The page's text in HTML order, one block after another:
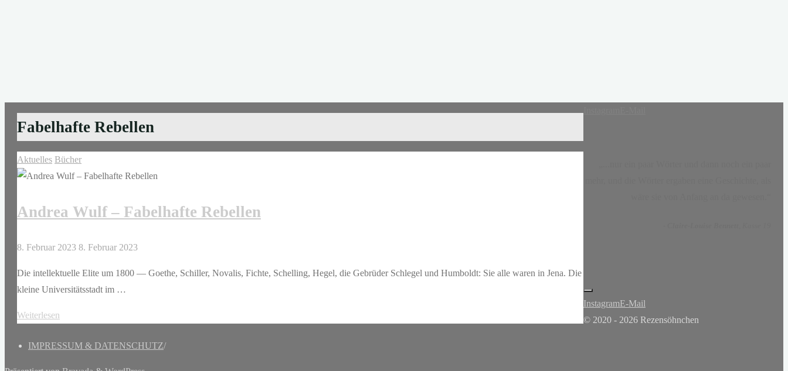
Fabelhafte Rebellen
Aktuelles Bücher
Andrea Wulf – Fabelhafte Rebellen
8. Februar 2023 8. Februar 2023
Die intellektuelle Elite um 1800 — Goethe, Schiller, Novalis, Fichte, Schelling, Hegel, die Gebrüder Schlegel und Humboldt: Sie alle waren in Jena. Die
kleine Universitätsstadt im …
Weiterlesen
–
InstagramE-Mail
© 2020 - 2026 Rezensöhnchen
IMPRESSUM & DATENSCHUTZ/